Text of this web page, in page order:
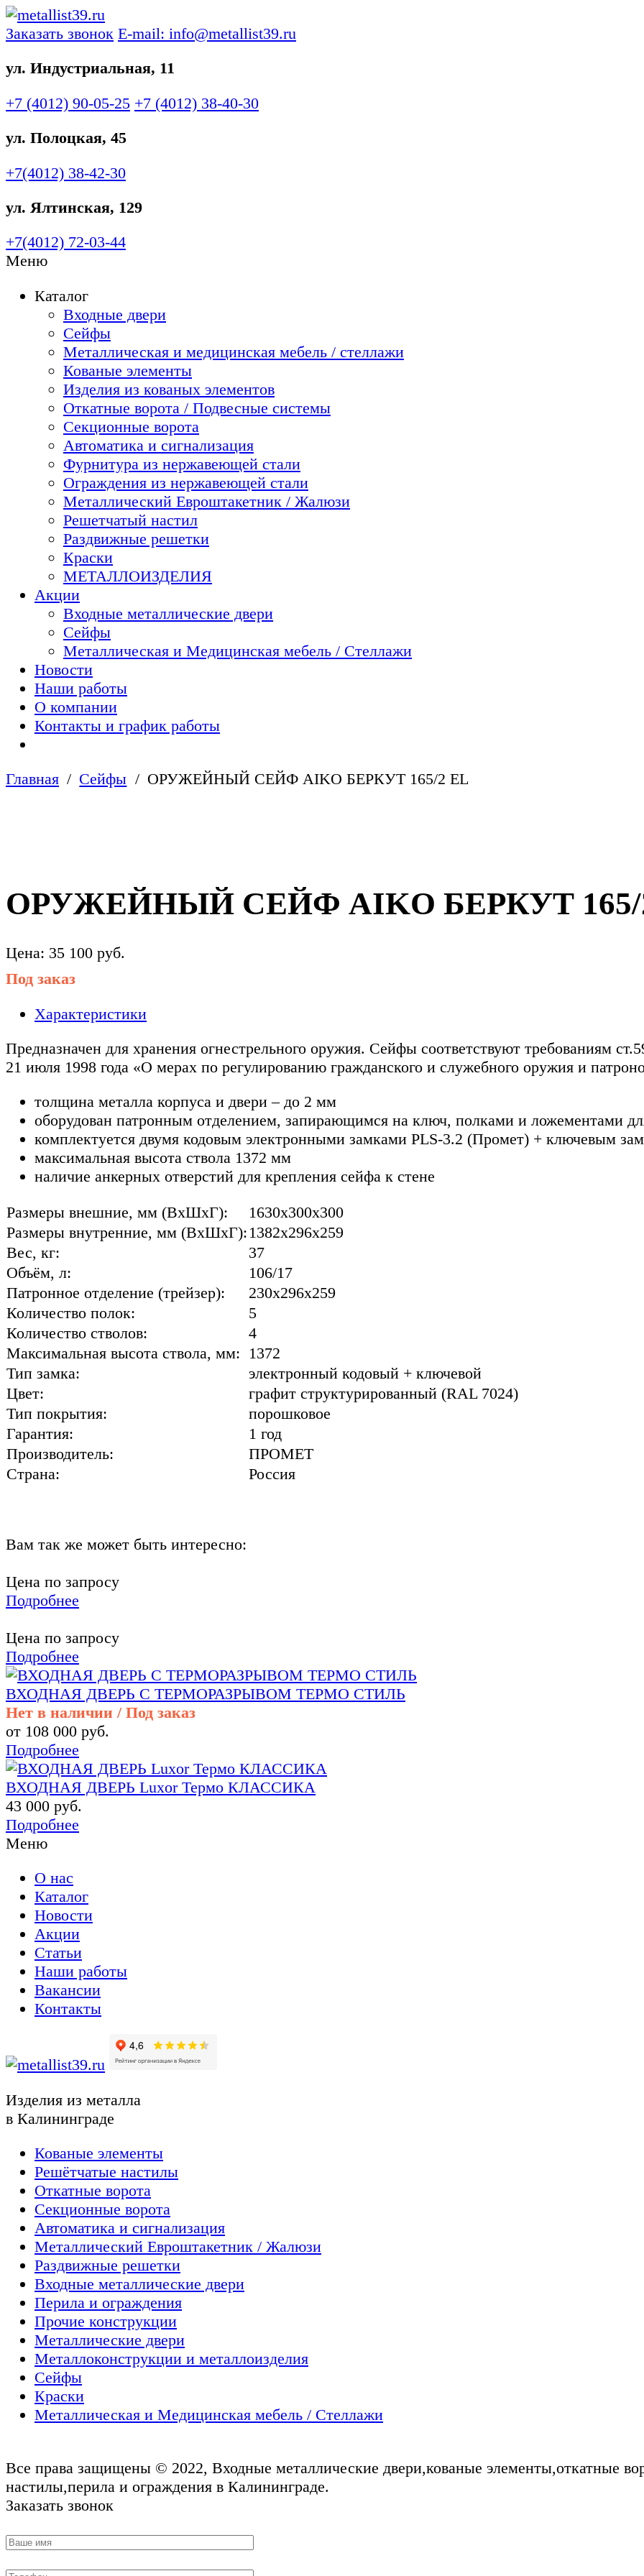
Заказать звонок E-mail: info@metallist39.ru
ул. Индустриальная, 11
+7 (4012) 90-05-25 +7 (4012) 38-40-30
ул. Полоцкая, 45
+7(4012) 38-42-30
ул. Ялтинская, 129
+7(4012) 72-03-44
Меню
Каталог
Входные двери
Сейфы
Металлическая и медицинская мебель / стеллажи
Кованые элементы
Изделия из кованых элементов
Откатные ворота / Подвесные системы
Секционные ворота
Автоматика и сигнализация
Фурнитура из нержавеющей стали
Ограждения из нержавеющей стали
Металлический Евроштакетник / Жалюзи
Решетчатый настил
Раздвижные решетки
Краски
МЕТАЛЛОИЗДЕЛИЯ
Акции
Входные металлические двери
Сейфы
Металлическая и Медицинская мебель / Стеллажи
Новости
Наши работы
О компании
Контакты и график работы
Главная Сейфы ОРУЖЕЙНЫЙ СЕЙФ AIKO БЕРКУТ 165/2 EL
ОРУЖЕЙНЫЙ СЕЙФ AIKO БЕРКУТ 165/
Цена: 35 100 руб.
Под заказ
Характеристики
Предназначен для хранения огнестрельного оружия. Сейфы соответствуют требованиям
21 июля 1998 года «О мерах по регулированию гражданского и служебного оружия и
толщина металла корпуса и двери – до 2 мм
оборудован патронным отделением, запирающимся на ключ, полками и ложементами
комплектуется двумя кодовым электронными замками PLS-3.2 (Промет) + ключевым
максимальная высота ствола 1372 мм
наличие анкерных отверстий для крепления сейфа к стене
Размеры внешние, мм (ВхШхГ):
1630x300x300
Размеры внутренние, мм (ВхШхГ): 1382x296x259
Вес, кг:
37
Объём, л:
106/17
Патронное отделение (трейзер):
230x296x259
Количество полок:
5
Количество стволов:
4
Максимальная высота ствола, мм: 1372
Тип замка:
электронный кодовый + ключевой
Цвет:
графит структурированный (RAL 7024)
Тип покрытия:
порошковое
Гарантия:
1 год
Производитель:
ПРОМЕТ
Страна:
Россия
Вам так же может быть интересно:
Цена по запросу
Подробнее
Цена по запросу
Подробнее
ВХОДНАЯ ДВЕРЬ С ТЕРМОРАЗРЫВОМ ТЕРМО СТИЛЬ
Нет в наличии / Под заказ
от 108 000 руб.
Подробнее
ВХОДНАЯ ДВЕРЬ Luxor Термо КЛАССИКА
43 000 руб.
Подробнее
Меню
О нас
Каталог
Новости
Акции
Статьи
Наши работы
Вакансии
Контакты
Изделия из металла
в Калининграде
Кованые элементы
Решётчатые настилы
Откатные ворота
Секционные ворота
Автоматика и сигнализация
Металлический Евроштакетник / Жалюзи
Раздвижные решетки
Входные металлические двери
Перила и ограждения
Прочие конструкции
Металлические двери
Металлоконструкции и металлоизделия
Сейфы
Краски
Металлическая и Медицинская мебель / Стеллажи
Все права защищены © 2022, Входные металлические двери,кованые элементы,откатные
настилы,перила и ограждения в Калининграде.
Заказать звонок